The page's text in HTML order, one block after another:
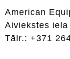
American
Aiviekstes
Tālr.: +371